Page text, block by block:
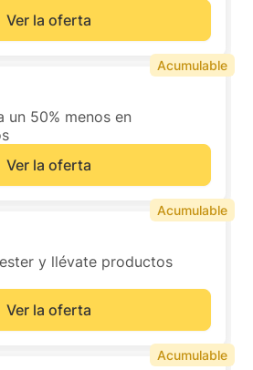
Ver la oferta
un 50% menos en
Ver la oferta
Acumulable
y llévate productos
Ver la oferta
Acumulable
Acumulable